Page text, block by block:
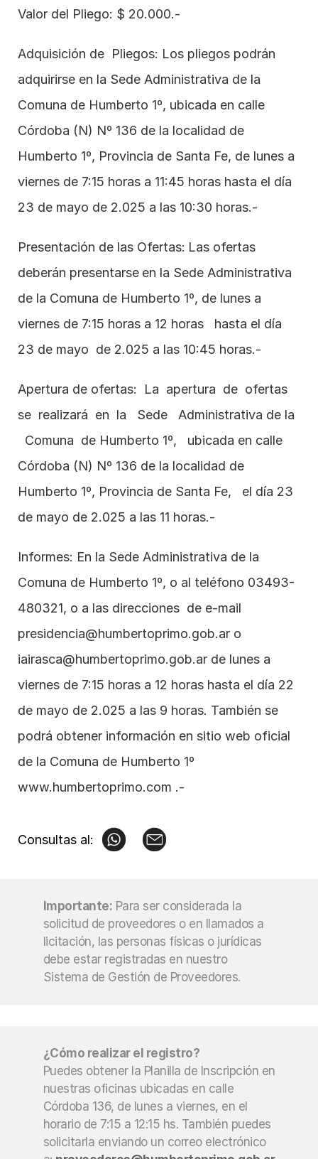
Valor del Pliego: $ 20.000.-
Adquisición de  Pliegos: Los pliegos podrán
adquirirse en la Sede Administrativa de la
Comuna de Humberto 1º, ubicada en calle
Córdoba (N) Nº 136 de la localidad de
Humberto 1º, Provincia de Santa Fe, de lunes a
viernes de 7:15 horas a 11:45 horas hasta el día
23 de mayo de 2.025 a las 10:30 horas.-
Presentación de las Ofertas: Las ofertas
deberán presentarse en la Sede Administrativa
de la Comuna de Humberto 1º, de lunes a
viernes de 7:15 horas a 12 horas   hasta el día
23 de mayo  de 2.025 a las 10:45 horas.-
Apertura de ofertas:  La  apertura  de  ofertas
se  realizará  en  la   Sede   Administrativa de la
Comuna  de Humberto 1º,   ubicada en calle
Córdoba (N) Nº 136 de la localidad de
Humberto 1º, Provincia de Santa Fe,   el día 23
de mayo de 2.025 a las 11 horas.-
Informes: En la Sede Administrativa de la
Comuna de Humberto 1º, o al teléfono 03493-
presidencia@humbertoprimo.gob.ar o
iairasca@humbertoprimo.gob.ar de lunes a
viernes de 7:15 horas a 12 horas hasta el día 22
de mayo de 2.025 a las 9 horas. También se
podrá obtener información en sitio web oficial
www.humbertoprimo.com .-
Consultas al:
Importante: Para ser considerada la
solicitud de proveedores o en llamados a
licitación, las personas físicas o jurídicas
debe estar registradas en nuestro
Sistema de Gestión de Proveedores.
¿Cómo realizar el registro?
Puedes obtener la Planilla de Inscripción en
nuestras oficinas ubicadas en calle
Córdoba 136, de lunes a viernes, en el
horario de 7:15 a 12:15 hs. También puedes
solicitarla enviando un correo electrónico